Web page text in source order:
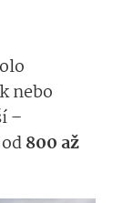
nebo
–
800 až